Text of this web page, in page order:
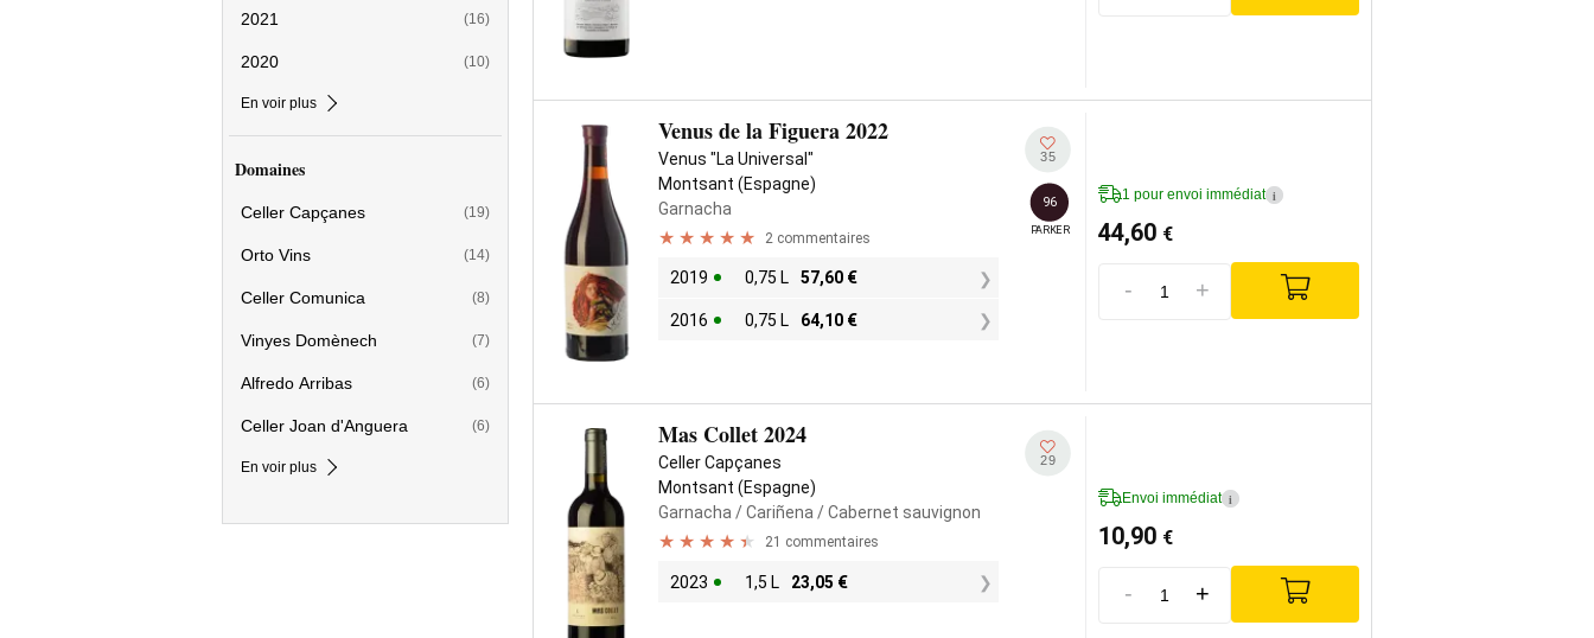
2021 (16)
2020 (10)
En voir plus
Domaines
Celler Capçanes (19)
Orto Vins (14)
Celler Comunica (8)
Vinyes Domènech (7)
Alfredo Arribas (6)
Celler Joan d'Anguera (6)
En voir plus
Venus de la Figuera 2022
Venus "La Universal"
Montsant (Espagne)
Garnacha
2 commentaires
2019 0,75 L 57,60 €
2016 0,75 L 64,10 €
35
96
PARKER
1 pour envoi immédiat i
44,60 €
- +
Mas Collet 2024
Celler Capçanes
Montsant (Espagne)
Garnacha / Cariñena / Cabernet sauvignon
21 commentaires
2023 1,5 L 23,05 €
29
Envoi immédiat i
10,90 €
- +